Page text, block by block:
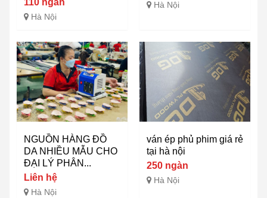
110 ngàn
Hà Nội
Hà Nội
NGUỒN HÀNG ĐỒ
DA NHIỀU MẪU CHO
ĐẠI LÝ PHÂN...
Liên hệ
Hà Nội
ván ép phủ phim giá rẻ
tại hà nội
250 ngàn
Hà Nội